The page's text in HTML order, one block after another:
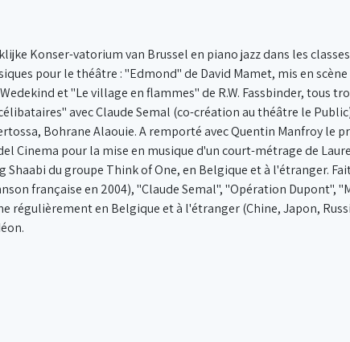
Konser-vatorium van Brussel en piano jazz dans les
pour le théâtre : "Edmond" de David Mamet, mis en
et "Le village en flammes" de R.W. Fassbinder, tous
avec Claude Semal (co-création au théâtre le
Bohrane Alaouie. A remporté avec Quentin Manfroy le
Cinema pour la mise en musique d'un court-métrage de
du groupe Think of One, en Belgique et à l'étranger.
française en 2004), "Claude Semal", "Opération Dupont",
régulièrement en Belgique et à l'étranger (Chine, Japon,